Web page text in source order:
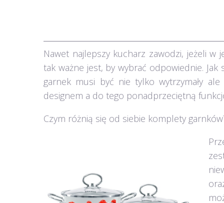
Nawet najlepszy kucharz zawodzi, jeżeli w
tak ważne jest, by wybrać odpowiednie.
garnek musi być nie tylko wytrzymały
designem a do tego ponadprzeciętną
Czym różnią się od siebie komplety